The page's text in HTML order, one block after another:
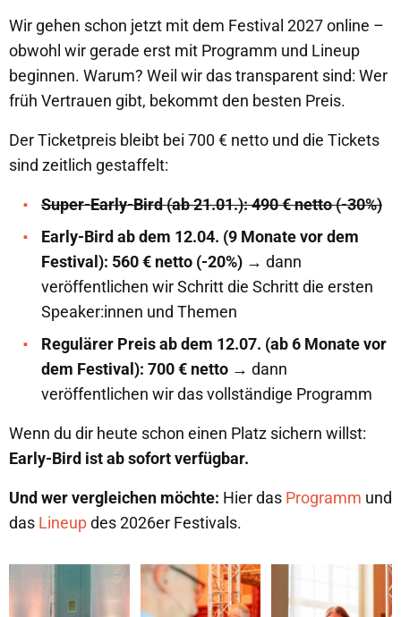
Wir gehen schon jetzt mit dem Festival 2027 online –
obwohl wir gerade erst mit Programm und Lineup
beginnen. Warum? Weil wir das transparent sind: Wer
früh Vertrauen gibt, bekommt den besten Preis.
Der Ticketpreis bleibt bei 700 € netto und die Tickets
sind zeitlich gestaffelt:
Super-Early-Bird (ab 21.01.): 490 € netto (-30%)
Early-Bird ab dem 12.04. (9 Monate vor dem
Festival): 560 € netto (-20%) → dann
veröffentlichen wir Schritt die Schritt die ersten
Speaker:innen und Themen
Regulärer Preis ab dem 12.07. (ab 6 Monate vor
dem Festival): 700 € netto → dann
veröffentlichen wir das vollständige Programm
Wenn du dir heute schon einen Platz sichern willst:
Early-Bird ist ab sofort verfügbar.
Und wer vergleichen möchte: Hier das Programm und
das Lineupdes 2026er Festivals.